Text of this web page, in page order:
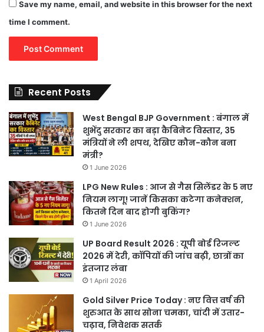
Save my name, email, and website in this browser for the next
time I comment.
Recent Posts
West Bengal BJP Government : बंगाल में
शुभेंदु सरकार का बड़ा कैबिनेट विस्तार, 35
मंत्रियों ने ली शपथ, देखिए कौन-कौन बना
मंत्री?
1 June 2026
LPG New Rules : आज से गैस सिलेंडर के 5 नए
नियम लागू! जानें किसका कटेगा कनेक्शन,
कितने दिन बाद होगी बुकिंग?
1 June 2026
UP Board Result 2026 : यूपी बोर्ड रिजल्ट
2026 में देरी, कॉपियों की जांच बढ़ी, छात्रों का
इंतजार लंबा
1 April 2026
Gold Silver Price Today : नए वित्त वर्ष की
शुरुआत के साथ सोना चमका, चांदी में उतार-
चढ़ाव, निवेशक सतर्क